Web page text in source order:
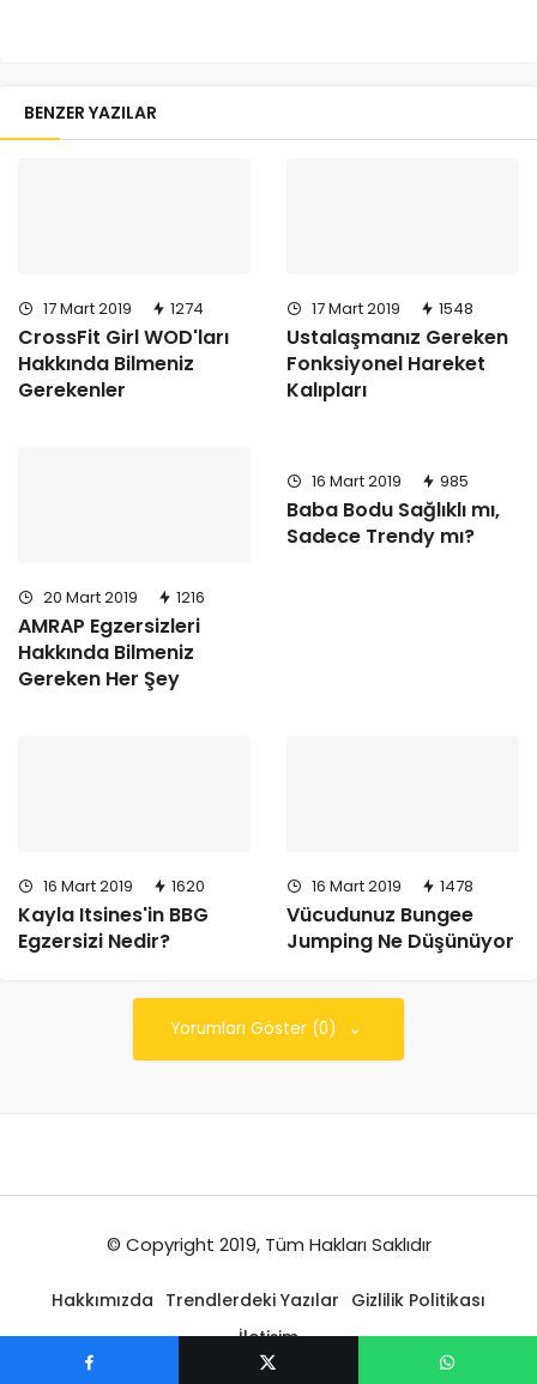
BENZER YAZILAR
17 Mart 2019 1274
CrossFit Girl WOD'ları
Hakkında Bilmeniz
Gerekenler
17 Mart 2019 1548
Ustalaşmanız Gereken
Fonksiyonel Hareket
Kalıpları
20 Mart 2019 1216
AMRAP Egzersizleri
Hakkında Bilmeniz
Gereken Her Şey
16 Mart 2019 985
Baba Bodu Sağlıklı mı,
Sadece Trendy mı?
16 Mart 2019 1620
Kayla Itsines'in BBG
Egzersizi Nedir?
16 Mart 2019 1478
Vücudunuz Bungee
Jumping Ne Düşünüyor
Yorumları Göster (0)
© Copyright 2019, Tüm Hakları Saklıdır
Hakkımızda Trendlerdeki Yazılar Gizlilik Politikası
İletişim